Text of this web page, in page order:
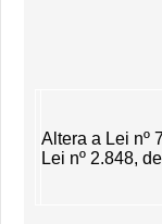
Altera a Lei nº
Lei nº 2.848,